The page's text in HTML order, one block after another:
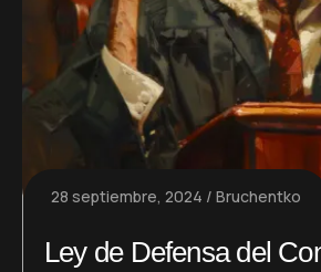
28 septiembre, 2024 Bruchentko
Ley de Defensa del